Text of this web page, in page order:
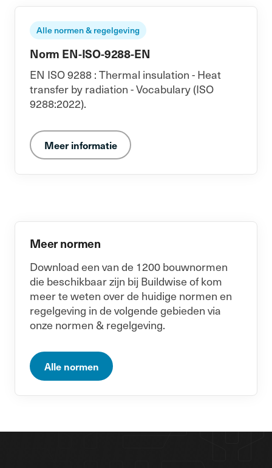
Alle normen & regelgeving
Norm EN-ISO-9288-EN
EN ISO 9288 : Thermal insulation - Heat
transfer by radiation - Vocabulary (ISO
9288:2022).
Meer informatie
Meer normen
Download een van de 1200 bouwnormen
die beschikbaar zijn bij Buildwise of kom
meer te weten over de huidige normen en
regelgeving in de volgende gebieden via
onze normen & regelgeving.
Alle normen